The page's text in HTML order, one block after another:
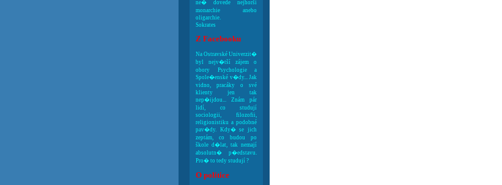
ne� dovede nejhorší
monarchie anebo
oligarchie.
Sokrates
Z Facebooku
Na Ostravské Univerzit�
byl nejv�tší zájem o
obory Psychologie a
Spole�enské v�dy... Jak
vidno, pracáky o své
klienty jen tak
nep�ijdou... Znám pár
lidí, co studují
sociologii, filozofii,
religionistiku a podobné
pav�dy. Kdy� se jich
zeptám, co budou po
škole d�lat, tak nemají
absolutn� p�edstavu.
Pro� to tedy studují ?
O politice